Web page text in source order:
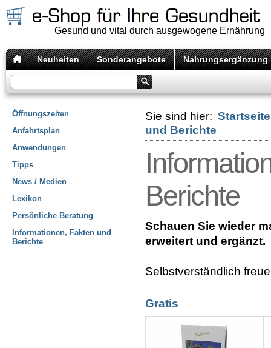
Gesund und vital durch ausgewogene Ernährung
Neuheiten Sonderangebote Nahrungsergänzung
Öffnungszeiten
Anfahrtsplan
Anwendungen
Tipps
News / Medien
Lexikon
Persönliche Beratung
Informationen, Fakten und
Berichte
Sie sind hier: Startseite
und Berichte
Berichte
Schauen Sie wieder
erweitert und ergänzt.
Selbstverständlich
Gratis